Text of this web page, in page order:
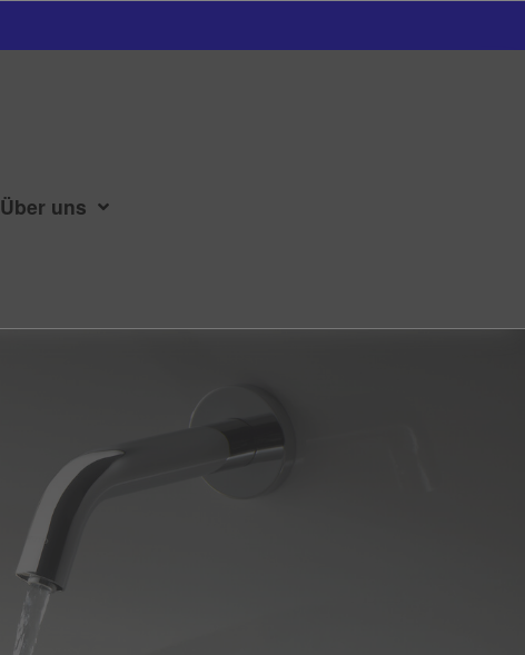
Über uns